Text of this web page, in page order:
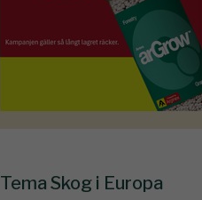
Tema Skog i Europa